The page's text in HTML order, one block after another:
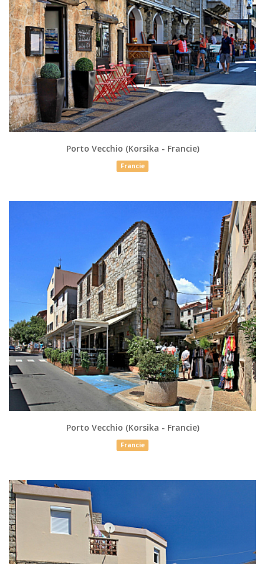
Porto Vecchio (Korsika - Francie)
Francie
Porto Vecchio (Korsika - Francie)
Francie